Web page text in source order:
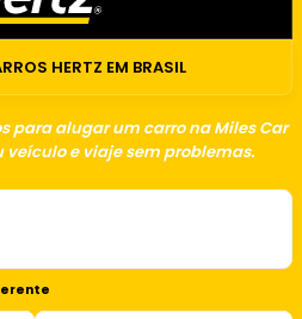
HERTZ EM BRASIL
para alugar um carro na Miles Car
veículo e viaje sem problemas.